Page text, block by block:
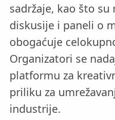
sadržaje, kao što
diskusije i paneli o
obogaćuje
Organizatori se
platformu za
priliku za
industrije.